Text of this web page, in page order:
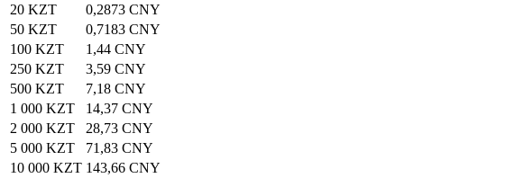
20 KZT
0,2873 CNY
50 KZT
0,7183 CNY
100 KZT
1,44 CNY
250 KZT
3,59 CNY
500 KZT
7,18 CNY
1 000 KZT
14,37 CNY
2 000 KZT
28,73 CNY
5 000 KZT
71,83 CNY
10 000 KZT 143,66 CNY